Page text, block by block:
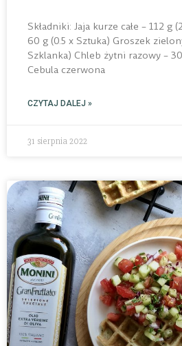
Składniki: Jaja kurze całe – 112
60 g (0.5 x Sztuka) Groszek
Szklanka) Chleb żytni razowy –
Cebula czerwona
CZYTAJ DALEJ »
31 sierpnia 2022